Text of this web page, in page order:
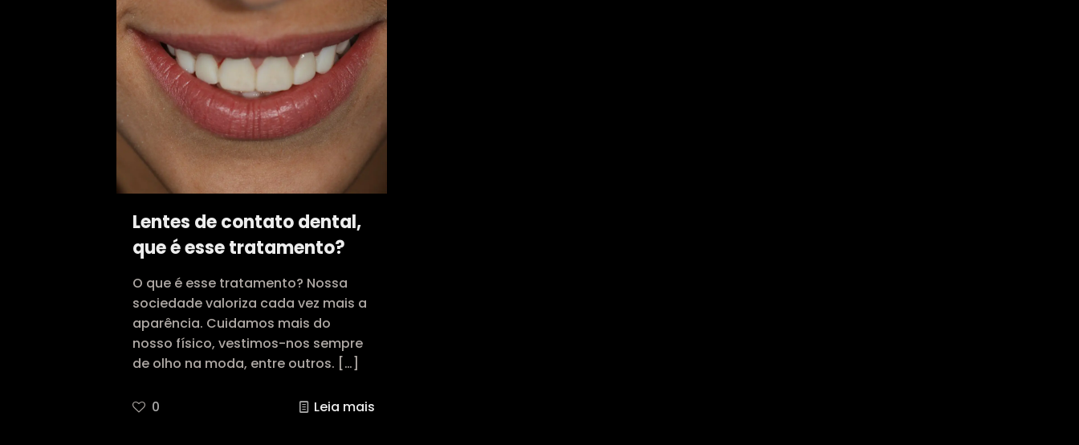
Lentes de contato dental,
que é esse tratamento?
O que é esse tratamento? Nossa
sociedade valoriza cada vez mais a
aparência. Cuidamos mais do
nosso físico, vestimos-nos sempre
de olho na moda, entre outros. […]
0 Leia mais